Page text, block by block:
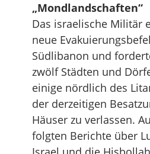
„Mondlandschaften“
Das israelische Militär
neue
Südlibanon und
zwölf Städten und
einige nördlich des
der derzeitigen
Häuser zu verlassen.
folgten Berichte über